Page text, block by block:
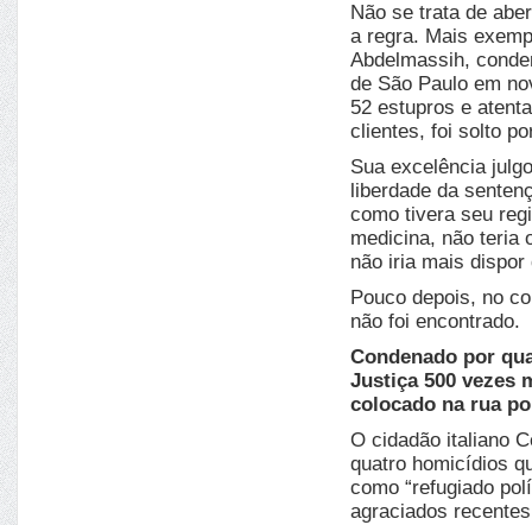
Não se trata de
a regra. Mais
Abdelmassih,
de São Paulo em
52 estupros e
clientes, foi solto
Sua excelência
liberdade da
como tivera seu
medicina, não teria
não iria mais
Pouco depois, no
não foi encontrado.
Condenado por
Justiça 500 vezes
colocado na rua
O cidadão italiano
quatro homicídios
como “refugiado
agraciados